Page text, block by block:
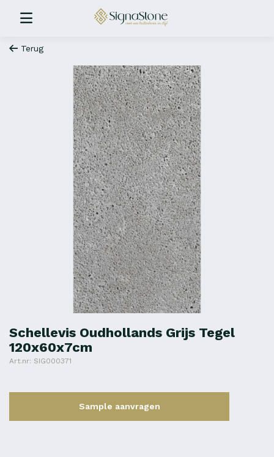
Terug
Schellevis Oudhollands Grijs Tegel
120x60x7cm
Art.nr: SIG000371
Sample aanvragen